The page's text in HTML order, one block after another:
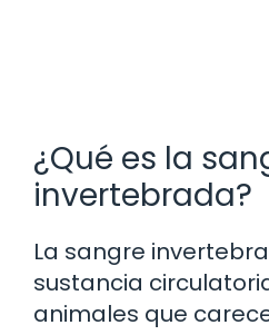
¿Qué es la
invertebrada?
La sangre
sustancia
animales que